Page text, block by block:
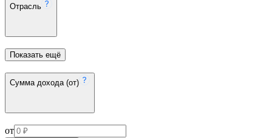
Отрасль
Показать ещё
Сумма дохода (от)
от